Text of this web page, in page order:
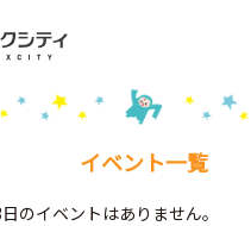
内
西新井
イベント一覧
のイベントはありません。